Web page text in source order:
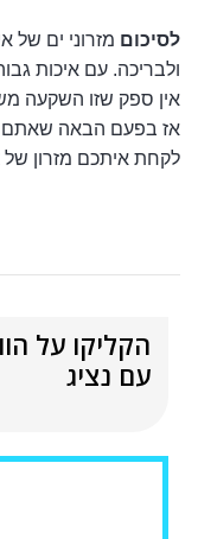
לסיכום מזרוני ים
ולבריכה. עם איכות
אין ספק שזו השקעה
אז בפעם הבאה שאתם
לקחת איתכם מזרון של
הקליקו על
עם נציג